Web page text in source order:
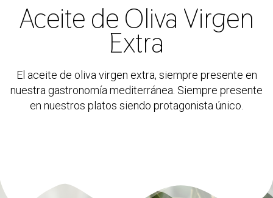
Aceite de Oliva Virgen
Extra
El aceite de oliva virgen extra, siempre presente en
nuestra gastronomía mediterránea. Siempre presente
en nuestros platos siendo protagonista único.